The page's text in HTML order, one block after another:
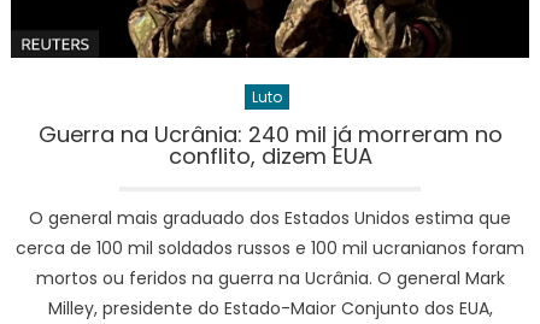
Luto
Guerra na Ucrânia: 240 mil já morreram no
conflito, dizem EUA
O general mais graduado dos Estados Unidos estima que
cerca de 100 mil soldados russos e 100 mil ucranianos foram
mortos ou feridos na guerra na Ucrânia. O general Mark
Milley, presidente do Estado-Maior Conjunto dos EUA,